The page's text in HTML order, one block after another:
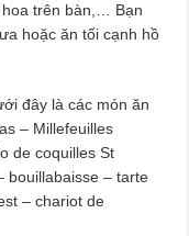
hoa trên bàn,… Bạn
hoặc ăn tối cạnh hồ
đây là các món ăn
– Millefeuilles
de coquilles St
bouillabaisse – tarte
– chariot de